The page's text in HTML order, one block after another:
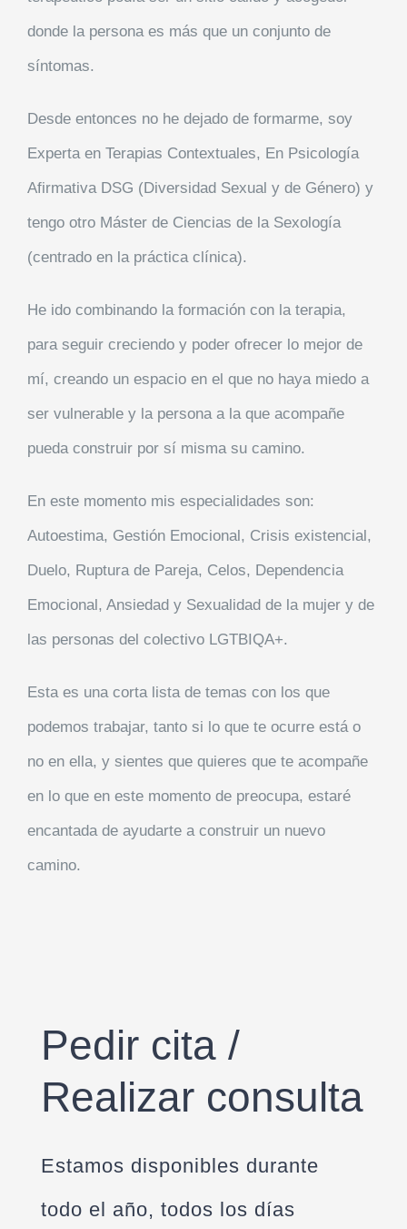
donde la persona es más que un conjunto de
síntomas.
Desde entonces no he dejado de formarme, soy
Experta en Terapias Contextuales, En Psicología
Afirmativa DSG (Diversidad Sexual y de Género) y
tengo otro Máster de Ciencias de la Sexología
(centrado en la práctica clínica).
He ido combinando la formación con la terapia,
para seguir creciendo y poder ofrecer lo mejor de
mí, creando un espacio en el que no haya miedo a
ser vulnerable y la persona a la que acompañe
pueda construir por sí misma su camino.
En este momento mis especialidades son:
Autoestima, Gestión Emocional, Crisis existencial,
Duelo, Ruptura de Pareja, Celos, Dependencia
Emocional, Ansiedad y Sexualidad de la mujer y de
las personas del colectivo LGTBIQA+.
Esta es una corta lista de temas con los que
podemos trabajar, tanto si lo que te ocurre está o
no en ella, y sientes que quieres que te acompañe
en lo que en este momento de preocupa, estaré
encantada de ayudarte a construir un nuevo
camino.
Pedir cita /
Realizar consulta
Estamos disponibles durante
todo el año, todos los días